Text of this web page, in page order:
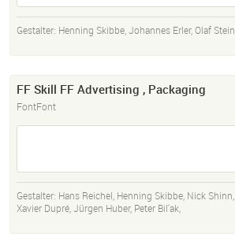
Gestalter: Henning Skibbe,Johannes Erler,Olaf Stein
FF Skill FF Advertising , Packaging
FontFont
Gestalter: Hans Reichel, Henning Skibbe, Nick Shinn,
Xavier Dupré,Jürgen Huber, Peter Bil'ak,